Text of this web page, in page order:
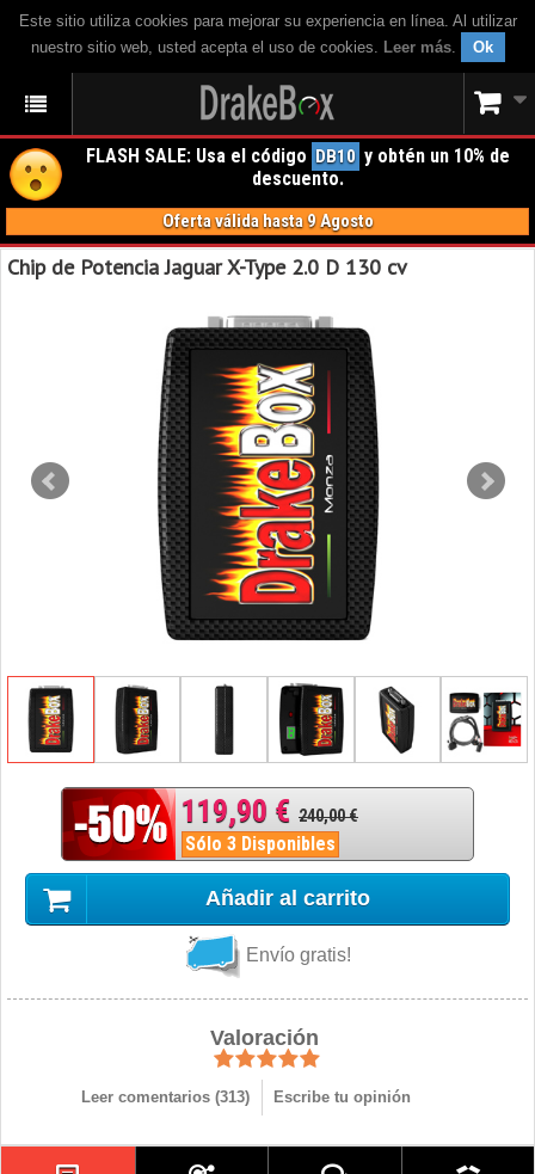
Este sitio utiliza cookies para mejorar su experiencia en línea. Al utilizar
nuestro sitio web, usted acepta el uso de cookies. Leer más. Ok
FLASH SALE: Usa el código DB10 y obtén un 10% de
descuento.
Oferta válida hasta 9 Agosto
Chip de Potencia Jaguar X-Type 2.0 D 130 cv
119,90 € 240,00 €
Sólo 3 Disponibles
Añadir al carrito
Envío gratis!
Valoración
Leer comentarios (313) Escribe tu opinión